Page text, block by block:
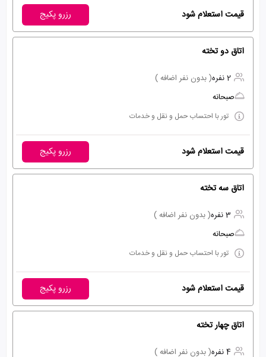
قیمت استعلام شود رزرو پکیج
اتاق دو تخته
2 نفره
( بدون نفر اضافه )
صبحانه
تور با احتساب حمل و نقل و خدمات
قیمت استعلام شود رزرو پکیج
اتاق سه تخته
3 نفره
( بدون نفر اضافه )
صبحانه
تور با احتساب حمل و نقل و خدمات
قیمت استعلام شود رزرو پکیج
اتاق چهار تخته
4 نفره ( بدون نفر اضافه )